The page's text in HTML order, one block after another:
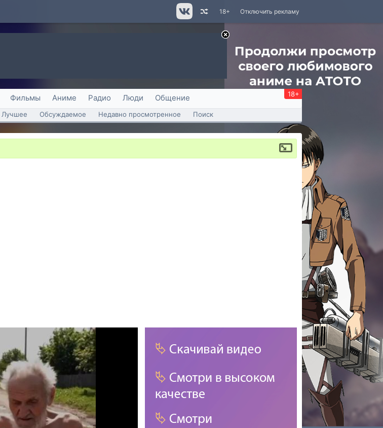
Отключить рекламу
18+
Фильмы Аниме Радио Люди Общение 18+
Лучшее Обсуждаемое Недавно просмотренное Поиск